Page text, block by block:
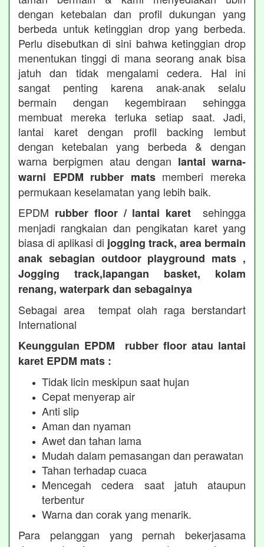
dengan ketebalan dan profil dukungan yang
berbeda untuk ketinggian drop yang berbeda.
Perlu disebutkan di sini bahwa ketinggian drop
menentukan tinggi di mana seorang anak bisa
jatuh dan tidak mengalami cedera. Hal ini
sangat penting karena anak-anak selalu
bermain dengan kegembiraan sehingga
membuat mereka terluka setiap saat. Jadi,
lantai karet dengan profil backing lembut
dengan ketebalan yang berbeda & dengan
warna berpigmen atau dengan lantai warna-
warni EPDM rubber matsmemberi mereka
permukaan keselamatan yang lebih baik.
EPDM rubber floor / lantai karet sehingga
menjadi rangkaian dan pengikatan karet yang
biasa di aplikasi di jogging track, area bermain
anak sebagian outdoor playground mats ,
Jogging track,lapangan basket, kolam
renang, waterpark dan sebagainya
Sebagai area tempat olah raga berstandart
International
Keunggulan EPDM rubber floor atau lantai
karet EPDM mats :
Tidak licin meskipun saat hujan
Cepat menyerap air
Anti slip
Aman dan nyaman
Awet dan tahan lama
Mudah dalam pemasangan dan perawatan
Tahan terhadap cuaca
Mencegah cedera saat jatuh ataupun
terbentur
Warna dan corak yang menarik.
Para pelanggan yang pernah bekerjasama